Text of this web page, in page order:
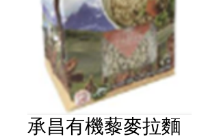
承昌有機藜麥拉麵